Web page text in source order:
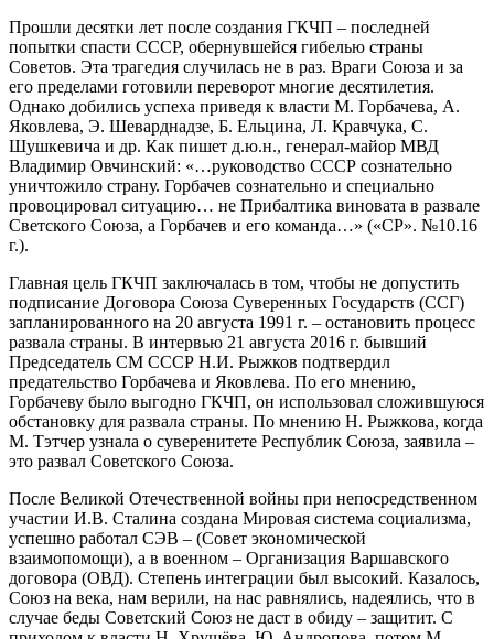
Прошли десятки лет после создания ГКЧП – последней
попытки спасти СССР, обернувшейся гибелью страны
Советов. Эта трагедия случилась не в раз. Враги Союза и за
его пределами готовили переворот многие десятилетия.
Однако добились успеха приведя к власти М. Горбачева, А.
Яковлева, Э. Шеварднадзе, Б. Ельцина, Л. Кравчука, С.
Шушкевича и др. Как пишет д.ю.н., генерал-майор МВД
Владимир Овчинский: «…руководство СССР сознательно
уничтожило страну. Горбачев сознательно и специально
провоцировал ситуацию… не Прибалтика виновата в развале
Светского Союза, а Горбачев и его команда…» («СР». №10.16
г.).
Главная цель ГКЧП заключалась в том, чтобы не допустить
подписание Договора Союза Суверенных Государств (ССГ)
запланированного на 20 августа 1991 г. – остановить процесс
развала страны. В интервью 21 августа 2016 г. бывший
Председатель СМ СССР Н.И. Рыжков подтвердил
предательство Горбачева и Яковлева. По его мнению,
Горбачеву было выгодно ГКЧП, он использовал сложившуюся
обстановку для развала страны. По мнению Н. Рыжкова, когда
М. Тэтчер узнала о суверенитете Республик Союза, заявила –
это развал Советского Союза.
После Великой Отечественной войны при непосредственном
участии И.В. Сталина создана Мировая система социализма,
успешно работал СЭВ – (Совет экономической
взаимопомощи), а в военном – Организация Варшавского
договора (ОВД). Степень интеграции был высокий. Казалось,
Союз на века, нам верили, на нас равнялись, надеялись, что в
случае беды Советский Союз не даст в обиду – защитит. С